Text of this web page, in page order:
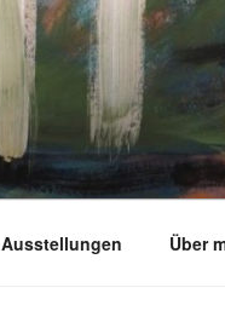
Ausstellungen Über